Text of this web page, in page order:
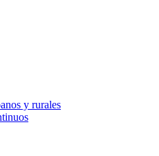
y rurales